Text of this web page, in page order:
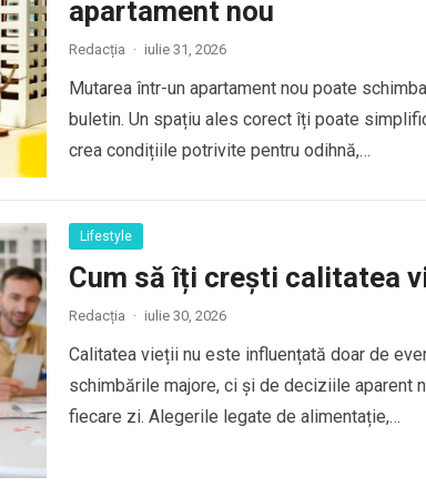
apartament nou
Redacția · iulie 31, 2026
Mutarea într-un apartament nou poate
buletin. Un spațiu ales corect îți poate
crea condițiile potrivite pentru odihnă,…
Lifestyle
Cum să îți crești calitatea
Redacția · iulie 30, 2026
Calitatea vieții nu este influențată doar de
schimbările majore, ci și de deciziile aparent
fiecare zi. Alegerile legate de alimentație,…